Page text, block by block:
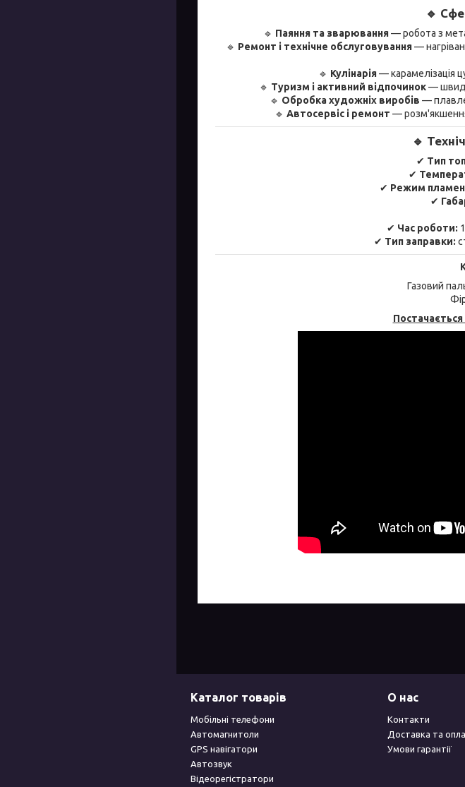
🔹
🔹 Паяння та зварювання— робота з
🔹 Ремонт і технічне обслуговування—
🔹 Кулінарія— карамелізація
🔹 Туризм і активний відпочинок—
🔹 Обробка художніх виробів —
🔹 Автосервіс і ремонт —
🔹
✔ Тип
✔
✔ Режим
✔
✔ Час роботи:
✔ Тип заправки:
Газовий
Каталог товарів
Мобільні телефони
Автомагнитоли
GPS навігатори
Автозвук
Відеорегістратори
О нас
Контакти
Доставка та
Умови гарантії